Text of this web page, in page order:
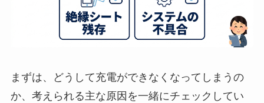
まずは、どうして充電ができなくなってしまうの
か、考えられる主な原因を一緒にチェックしてい